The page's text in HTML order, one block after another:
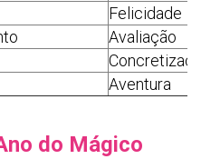
Felicidade
Avaliação
Aventura
do Mágico